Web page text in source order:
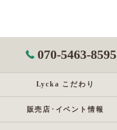
070-5463-8595
Lycka こだわり
販売店･イベント情報